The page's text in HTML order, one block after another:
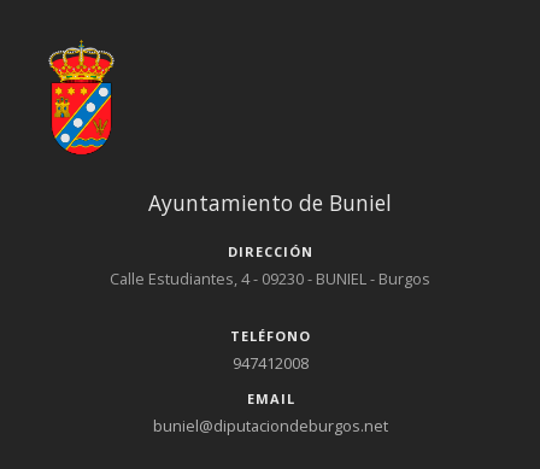
Ayuntamiento de Buniel
DIRECCIÓN
Calle Estudiantes, 4 - 09230 - BUNIEL - Burgos
TELÉFONO
947412008
EMAIL
buniel@diputaciondeburgos.net